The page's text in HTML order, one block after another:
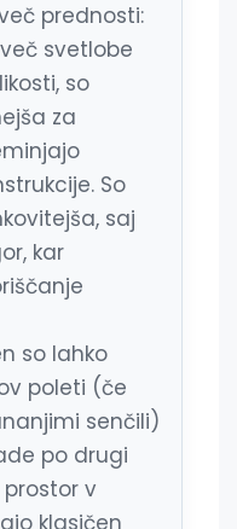
prednosti:
svetlobe
so
za
So
saj
kar
so lahko
poleti (če
senčili)
po drugi
v